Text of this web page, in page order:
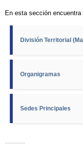
Escala de grises
En esta sección
División Territorial
Organigramas
Sedes Principales